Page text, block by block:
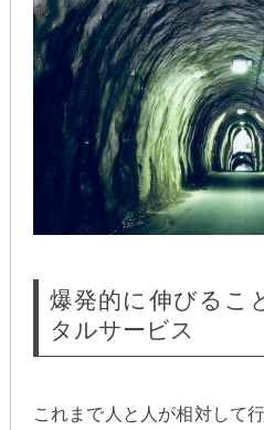
爆発的に伸びるこ
タルサービス
これまで人と人が相対して